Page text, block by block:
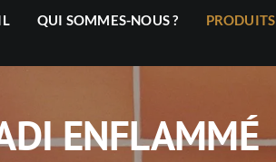
QUI SOMMES-NOUS ? PRODUITS
ENFLAMMÉ